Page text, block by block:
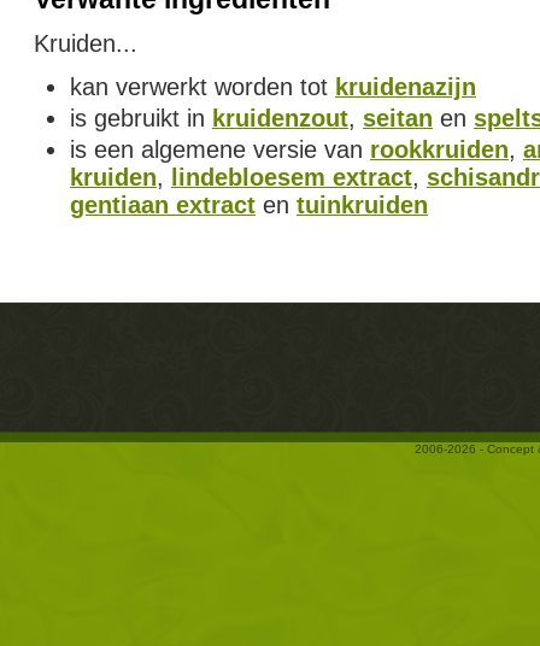
Kruiden...
kan verwerkt worden tot kruidenazijn
is gebruikt in kruidenzout, seitan en
is een algemene versie van rookkruiden,
kruiden, lindebloesem extract,
gentiaan extract en tuinkruiden
2006-2026 - Concept